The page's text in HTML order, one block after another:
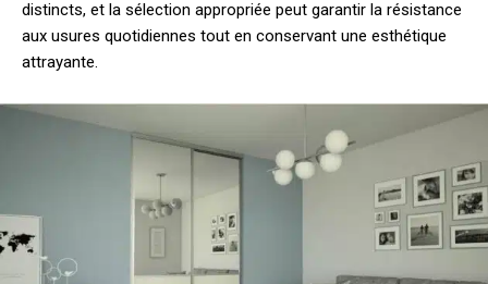
distincts, et la sélection appropriée peut garantir la résistance
aux usures quotidiennes tout en conservant une esthétique
attrayante.